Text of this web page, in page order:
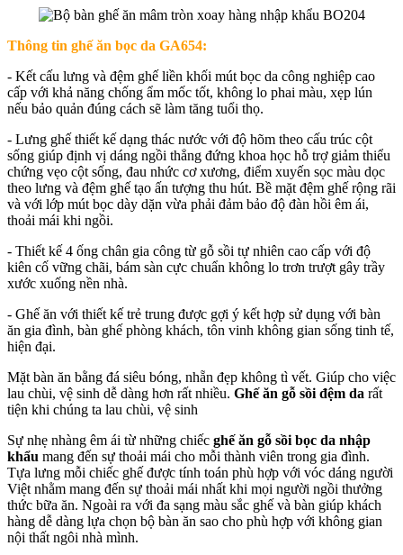
Thông tin ghế ăn bọc da GA654:
- Kết cấu lưng và đệm ghế liền khối mút bọc da công nghiệp cao
cấp với khả năng chống ẩm mốc tốt, không lo phai màu, xẹp lún
nếu bảo quản đúng cách sẽ làm tăng tuổi thọ.
- Lưng ghế thiết kế dạng thác nước với độ hõm theo cấu trúc cột
sống giúp định vị dáng ngồi thẳng đứng khoa học hỗ trợ giảm thiểu
chứng vẹo cột sống, đau nhức cơ xương, điểm xuyến sọc màu dọc
theo lưng và đệm ghế tạo ấn tượng thu hút. Bề mặt đệm ghế rộng rãi
và với lớp mút bọc dày dặn vừa phải đảm bảo độ đàn hồi êm ái,
thoải mái khi ngồi.
- Thiết kế 4 ống chân gia công từ gỗ sồi tự nhiên cao cấp với độ
kiên cố vững chãi, bám sàn cực chuẩn không lo trơn trượt gây trầy
xước xuống nền nhà.
- Ghế ăn với thiết kế trẻ trung được gợi ý kết hợp sử dụng với bàn
ăn gia đình, bàn ghế phòng khách, tôn vinh không gian sống tinh tế,
hiện đại.
Mặt bàn ăn bằng đá siêu bóng, nhẵn đẹp không tì vết. Giúp cho việc
lau chùi, vệ sinh dễ dàng hơn rất nhiều. Ghế ăn gỗ sồi đệm da rất
tiện khi chúng ta lau chùi, vệ sinh
Sự nhẹ nhàng êm ái từ những chiếc ghế ăn gỗ sồi bọc da nhập
khẩu mang đến sự thoải mái cho mỗi thành viên trong gia đình.
Tựa lưng mỗi chiếc ghế được tính toán phù hợp với vóc dáng người
Việt nhằm mang đến sự thoải mái nhất khi mọi người ngồi thưởng
thức bữa ăn. Ngoài ra với đa sạng màu sắc ghế và bàn giúp khách
hàng dễ dàng lựa chọn bộ bàn ăn sao cho phù hợp với không gian
nội thất ngôi nhà mình.